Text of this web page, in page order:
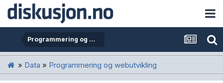
Programmering og webutvikling
» Data » Programmering og webutvikling